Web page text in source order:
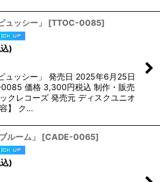
ュッシー」 [TTOC-0085]
)
ュッシー」 発売日 2025年6月25日
価格 3,300円税込 制作・販売
クレコーズ 発売元 ディスクユニオ
】 ク…
ルーム」 [CADE-0065]
)